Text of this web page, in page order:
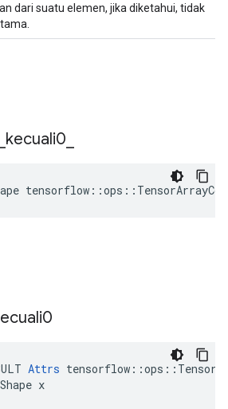
dari suatu elemen, jika diketahui, tidak
kecuali0
Attrs
x